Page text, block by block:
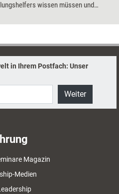
wissen müssen und
in Ihrem Postfach: Unser
Weiter
Magazin
Medien